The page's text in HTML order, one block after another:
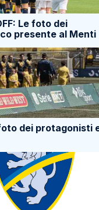
Le foto dei
presente al Menti
dei protagonisti